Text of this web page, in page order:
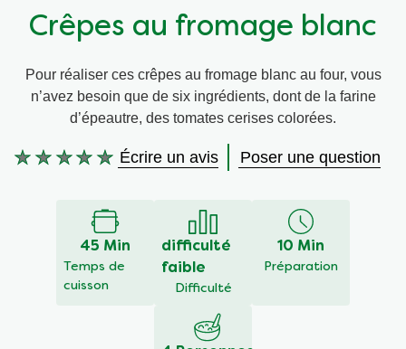
Végétarien
Ingrédients
Aides culinaires
Wraps aux légumes
Crêpes au fromage blanc
Pour réaliser ces crêpes au fromage blanc au four, vous
n’avez besoin que de six ingrédients, dont de la farine
d’épeautre, des tomates cerises colorées.
Aucune
Écrire un avis Poser une question
45 Min
Temps de
cuisson
difficulté
faible
Difficulté
10 Min
Préparation